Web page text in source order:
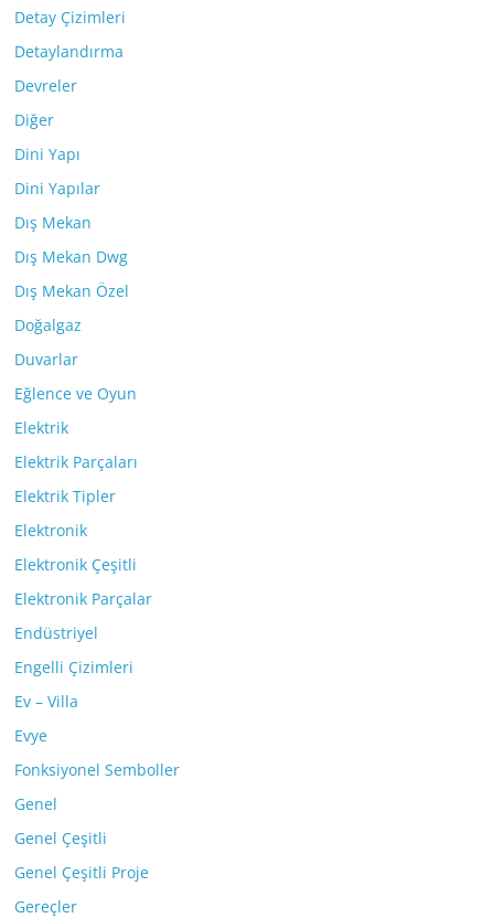
Detay Çizimleri
Detaylandırma
Devreler
Diğer
Dini Yapı
Dini Yapılar
Dış Mekan
Dış Mekan Dwg
Dış Mekan Özel
Doğalgaz
Duvarlar
Eğlence ve Oyun
Elektrik
Elektrik Parçaları
Elektrik Tipler
Elektronik
Elektronik Çeşitli
Elektronik Parçalar
Endüstriyel
Engelli Çizimleri
Ev – Villa
Evye
Fonksiyonel Semboller
Genel
Genel Çeşitli
Genel Çeşitli Proje
Gereçler